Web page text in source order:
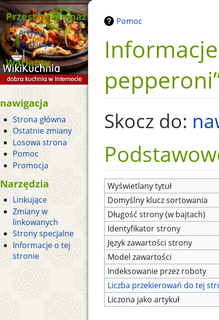
Pomoc
Skocz do:
Wyświetlany tytuł
Domyślny klucz sortowania
Długość strony (w bajtach)
Identyfikator strony
Język zawartości strony
Model zawartości
Indeksowanie przez roboty
Liczba przekierowań do tej
Liczona jako artykuł
Przestrzenie nazw
Artykuł
Dyskusja
Warianty
nawigacja
Strona główna
Ostatnie zmiany
Losowa strona
Pomoc
Promocja
Narzędzia
Linkujące
Zmiany w
linkowanych
Strony specjalne
Informacje o tej
stronie